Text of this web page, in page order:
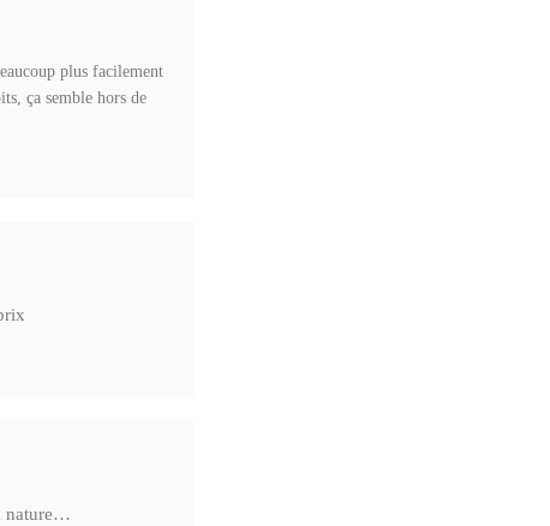
plus facilement
ça semble hors de
nature…